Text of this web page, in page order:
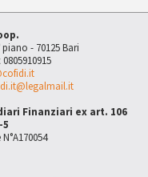
- 70125 Bari
Finanziari ex art. 106
5